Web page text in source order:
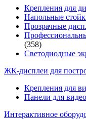
Крепления для
Напольные
Прозрачные
(358)
Светодиодные
ЖК-дисплеи для
Крепления для
Панели для
Интерактивное